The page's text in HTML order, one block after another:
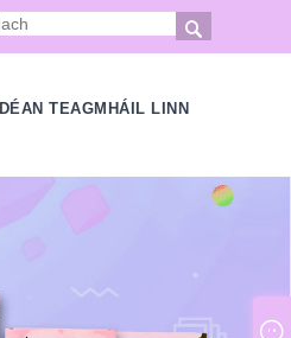

DÉAN TEAGMHÁIL LINN